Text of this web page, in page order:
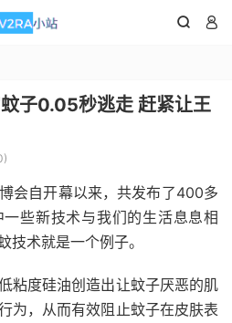
 
子0.05秒逃走 赶紧让王
会自开幕以来，共发布了400多
些新技术与我们的生活息息相
技术就是一个例子。
粘度硅油创造出让蚊子厌恶的肌
为，从而有效阻止蚊子在皮肤表